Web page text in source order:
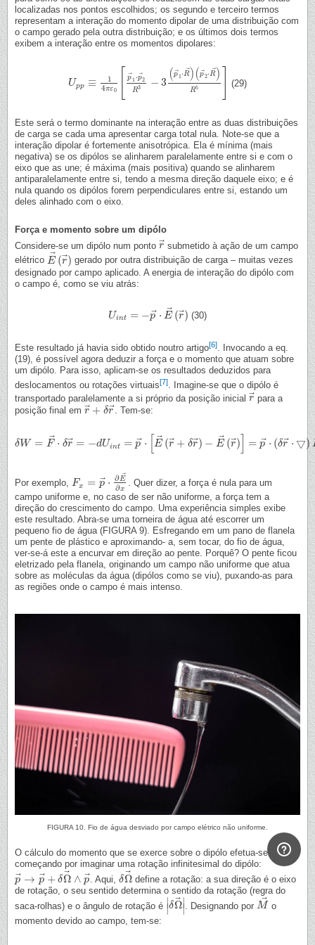
localizadas nos pontos escolhidos; os segundo e terceiro termos
representam a interação do momento dipolar de uma distribuição com
o campo gerado pela outra distribuição; e os últimos dois termos
exibem a interação entre os momentos dipolares:
Upp ≡
1
4πε0
p ⃗1 ⋅p⃗2
R3 − 3 (p⃗1⋅R⃗)(p⃗2⋅R⃗)
R5
Upp ≡14 πε0[ →1⋅p→2 R3−3(p→1⋅R→ p→2⋅
(29)
Este será o termo dominante na interação entre as duas distribuições
de carga se cada uma apresentar carga total nula. Note-se que a
interação dipolar é fortemente anisotrópica. Ela é mínima (mais
negativa) se os dipólos se alinharem paralelamente entre si e com o
eixo que as une; é máxima (mais positiva) quando se alinharem
antiparalelamente entre si, tendo a mesma direção daquele eixo; e é
nula quando os dipólos forem perpendiculares entre si, estando um
deles alinhado com o eixo.
Força e momento sobre um dipólo
Considere-se um dipólo num ponto r ⃗
r→submetido à ação de um campo
elétrico E (r⃗
)
E→(r →)
gerado por outra distribuição de carga – muitas vezes
designado por campo aplicado. A energia de interação do dipólo com
o campo é, como se viu atrás:
Uint = −p⃗ ⋅ E ⃗(r⃗)
Uint= −p →⋅E →(r →) (30)
Este resultado já havia sido obtido noutro artigo[6]. Invocando a eq.
(19), é possível agora deduzir a força e o momento que atuam sobre
um dipólo. Para isso, aplicam-se os resultados deduzidos para
deslocamentos ou rotações virtuais[7]. Imagine-se que o dipólo é
transportado paralelamente a si próprio da posição inicial r ⃗
r→para a
posição final em r ⃗+ δr⃗
r→+ δr→. Tem-se:
δW = F ⋅ δr = −dUint = p⃗ ⋅ [E ⃗(r ⃗+ δr⃗
) − E⃗ (r⃗
) = p⃗ ⋅ (δr⃗ ⋅ ▽)
δW= F→⋅δ r →= −d Uint=p→ [E → r →+δr→)− E→ r→)]=p→ δr→ ▽)E→ r→ )
Por exemplo, Fx = p⃗ ⋅ ∂E⃗
∂x
Fx= p→⋅ ∂E→∂ x. Quer dizer, a força é nula para um
campo uniforme e, no caso de ser não uniforme, a força tem a
direção do crescimento do campo. Uma experiência simples exibe
este resultado. Abra-se uma torneira de água até escorrer um
pequeno fio de água (FIGURA 9). Esfregando em um pano de flanela
um pente de plástico e aproximando- a, sem tocar, do fio de água,
ver-se-á este a encurvar em direção ao pente. Porquê? O pente ficou
eletrizado pela flanela, originando um campo não uniforme que atua
sobre as moléculas da água (dipólos como se viu), puxando-as para
as regiões onde o campo é mais intenso.
FIGURA 10. Fio de água desviado por campo elétrico não uniforme.
O cálculo do momento que se exerce sobre o dipólo efetua-se
começando por imaginar uma rotação infinitesimal do dipólo:
p → p⃗ + δΩ⃗ ∧ p
p→→ p→+ δΩ→∧p→. Aqui,δΩ⃗
δΩ→define a rotação: a sua direção é o eixo
de rotação, o seu sentido determina o sentido da rotação (regra do
saca-rolhas) e o ângulo de rotação é ∣
∣δΩ⃗∣
∣
|δΩ→ . Designando porM⃗
M→o
momento devido ao campo, tem-se: